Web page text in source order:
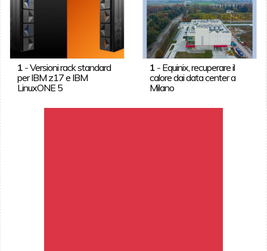
1-Versioni rack standard
per IBM z17 e IBM
LinuxONE 5
1 - Equinix, recuperare il
calore dai data center a
Milano